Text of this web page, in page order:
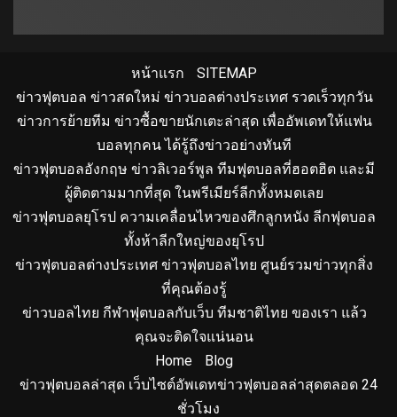
หน้าแรก
SITEMAP
ข่าวฟุตบอล ข่าวสดใหม่ ข่าวบอลต่างประเทศ รวดเร็วทุกวัน
ข่าวการย้ายทีม ข่าวซื้อขายนักเตะล่าสุด เพื่ออัพเดทให้แฟน
บอลทุกคน ได้รู้ถึงข่าวอย่างทันที
ข่าวฟุตบอลอังกฤษ ข่าวลิเวอร์พูล ทีมฟุตบอลที่ฮอตฮิต และมี
ผู้ติดตามมากที่สุด ในพรีเมียร์ลีกทั้งหมดเลย
ข่าวฟุตบอลยุโรป ความเคลื่อนไหวของศึกลูกหนัง ลีกฟุตบอล
ทั้งห้าลีกใหญ่ของยุโรป
ข่าวฟุตบอลต่างประเทศ ข่าวฟุตบอลไทย ศูนย์รวมข่าวทุกสิ่ง
ที่คุณต้องรู้
ข่าวบอลไทย กีฬาฟุตบอลกับเว็บ ทีมชาติไทย ของเรา แล้ว
คุณจะติดใจแน่นอน
Home
Blog
ข่าวฟุตบอลล่าสุด เว็บไซต์อัพเดทข่าวฟุตบอลล่าสุดตลอด 24
ชั่วโมง